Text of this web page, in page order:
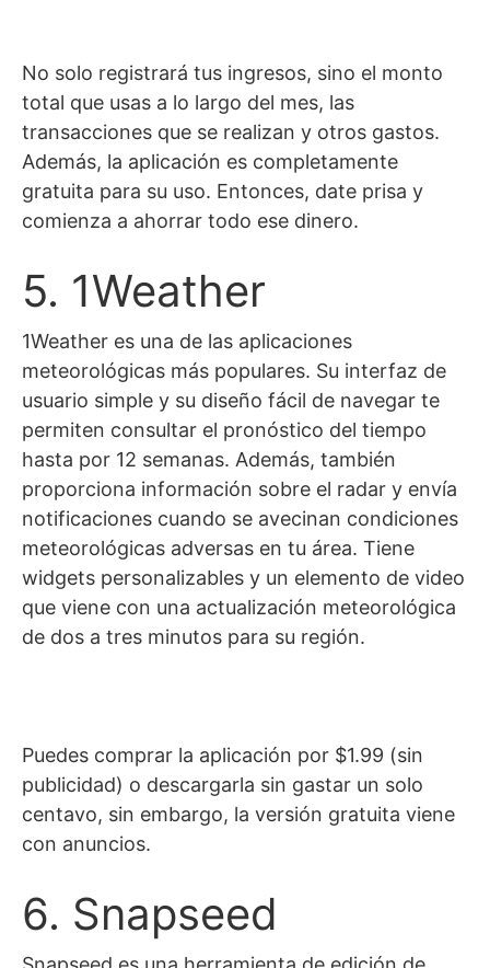
No solo registrará tus ingresos, sino el monto
total que usas a lo largo del mes, las
transacciones que se realizan y otros gastos.
Además, la aplicación es completamente
gratuita para su uso. Entonces, date prisa y
comienza a ahorrar todo ese dinero.
5. 1Weather
1Weather es una de las aplicaciones
meteorológicas más populares. Su interfaz de
usuario simple y su diseño fácil de navegar te
permiten consultar el pronóstico del tiempo
hasta por 12 semanas. Además, también
proporciona información sobre el radar y envía
notificaciones cuando se avecinan condiciones
meteorológicas adversas en tu área. Tiene
widgets personalizables y un elemento de video
que viene con una actualización meteorológica
de dos a tres minutos para su región.
Puedes comprar la aplicación por $1.99 (sin
publicidad) o descargarla sin gastar un solo
centavo, sin embargo, la versión gratuita viene
con anuncios.
6. Snapseed